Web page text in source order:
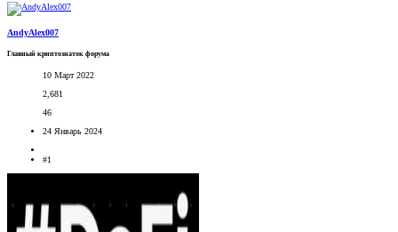
AndyAlex007
Главный криптознаток форума
10 Март 2022
2,681
46
24 Январь 2024
#1